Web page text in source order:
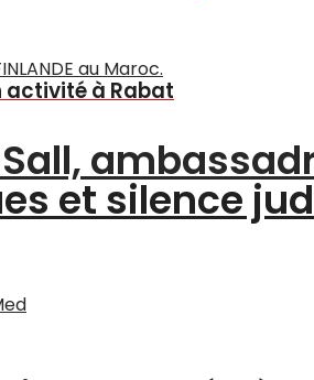
et silence
activité à Rabat